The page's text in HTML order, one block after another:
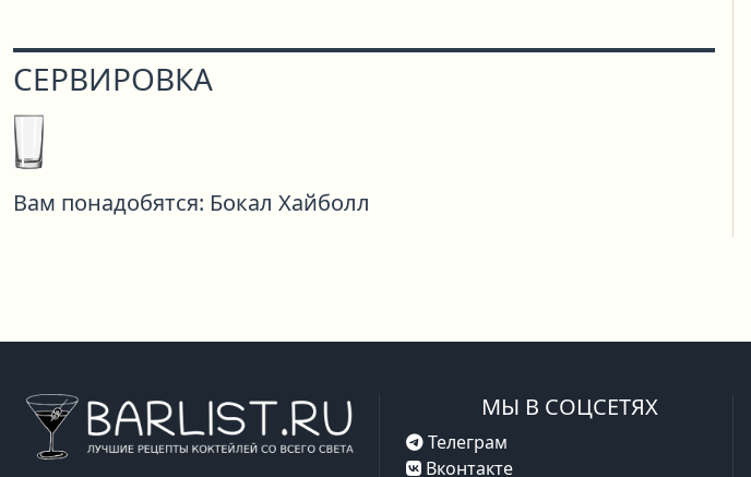
СЕРВИРОВКА
Вам понадобятся: Бокал Хайболл
МЫ В СОЦСЕТЯХ
Телеграм
Вконтакте